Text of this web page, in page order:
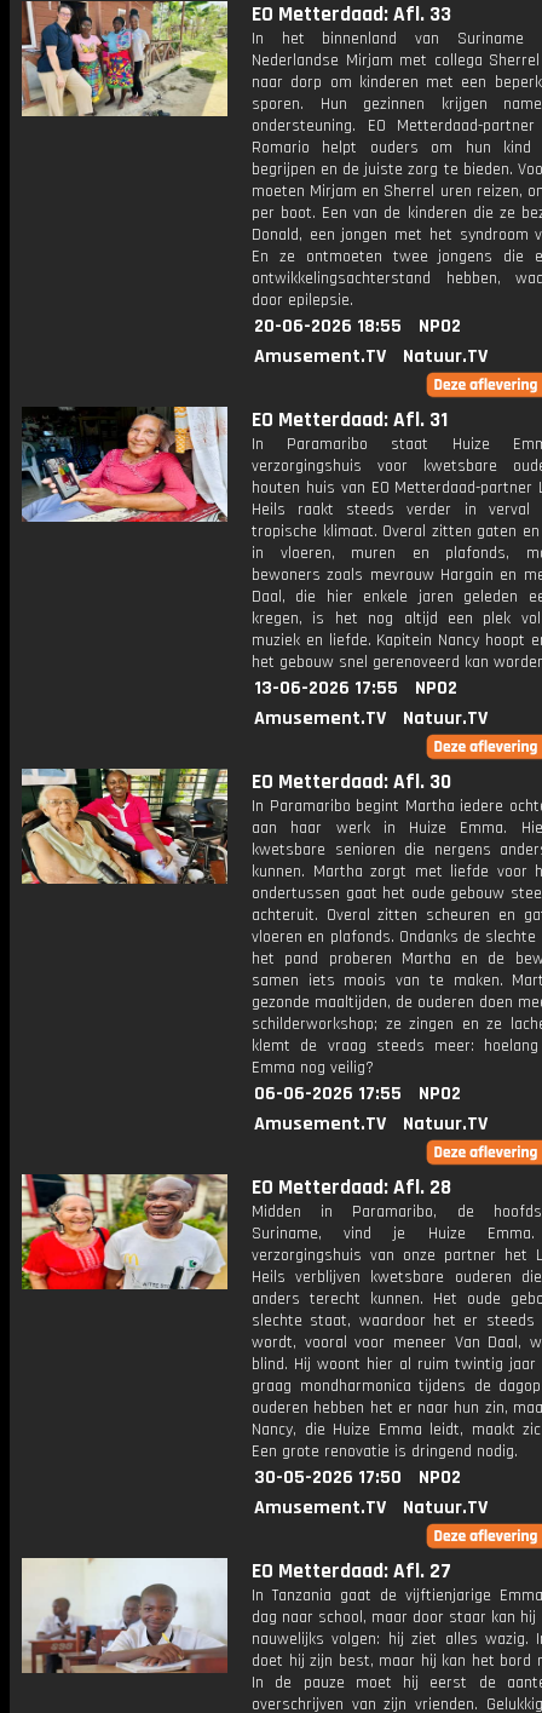
EO Metterdaad: Afl. 33
In het binnenland van Suriname
Nederlandse Mirjam met collega
naar dorp om kinderen met een
sporen. Hun gezinnen krijgen
ondersteuning. EO Metterdaad-
Romario helpt ouders om hun
begrijpen en de juiste zorg te bieden.
moeten Mirjam en Sherrel uren reizen,
per boot. Een van de kinderen die ze
Donald, een jongen met het syndroom
En ze ontmoeten twee jongens die
ontwikkelingsachterstand hebben,
door epilepsie.
20-06-2026 18:55
NPO2
Amusement.TV
Natuur.TV
EO Metterdaad: Afl. 31
In Paramaribo staat Huize
verzorgingshuis voor kwetsbare
houten huis van EO Metterdaad-partner
Heils raakt steeds verder in verval
tropische klimaat. Overal zitten gaten
in vloeren, muren en plafonds,
bewoners zoals mevrouw Hargain en
Daal, die hier enkele jaren geleden
kregen, is het nog altijd een plek
muziek en liefde. Kapitein Nancy hoopt
het gebouw snel gerenoveerd kan
13-06-2026 17:55
NPO2
Amusement.TV
Natuur.TV
EO Metterdaad: Afl. 30
In Paramaribo begint Martha iedere
aan haar werk in Huize Emma.
kwetsbare senioren die nergens
kunnen. Martha zorgt met liefde voor
ondertussen gaat het oude gebouw
achteruit. Overal zitten scheuren en
vloeren en plafonds. Ondanks de
het pand proberen Martha en de
samen iets moois van te maken.
gezonde maaltijden, de ouderen doen
schilderworkshop; ze zingen en ze
klemt de vraag steeds meer:
Emma nog veilig?
06-06-2026 17:55
NPO2
Amusement.TV
Natuur.TV
EO Metterdaad: Afl. 28
Midden in Paramaribo, de
Suriname, vind je Huize
verzorgingshuis van onze partner het
Heils verblijven kwetsbare ouderen
anders terecht kunnen. Het oude
slechte staat, waardoor het er steeds
wordt, vooral voor meneer Van Daal,
blind. Hij woont hier al ruim twintig jaar
graag mondharmonica tijdens de
ouderen hebben het er naar hun zin,
Nancy, die Huize Emma leidt, maakt
Een grote renovatie is dringend nodig.
30-05-2026 17:50
NPO2
Amusement.TV
Natuur.TV
EO Metterdaad: Afl. 27
In Tanzania gaat de vijftienjarige
dag naar school, maar door staar kan hij
nauwelijks volgen: hij ziet alles wazig.
doet hij zijn best, maar hij kan het bord
In de pauze moet hij eerst de
overschrijven van zijn vrienden.